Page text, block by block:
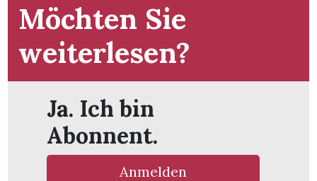
Möchten Sie
weiterlesen?
Ja. Ich bin
Abonnent.
Anmelden